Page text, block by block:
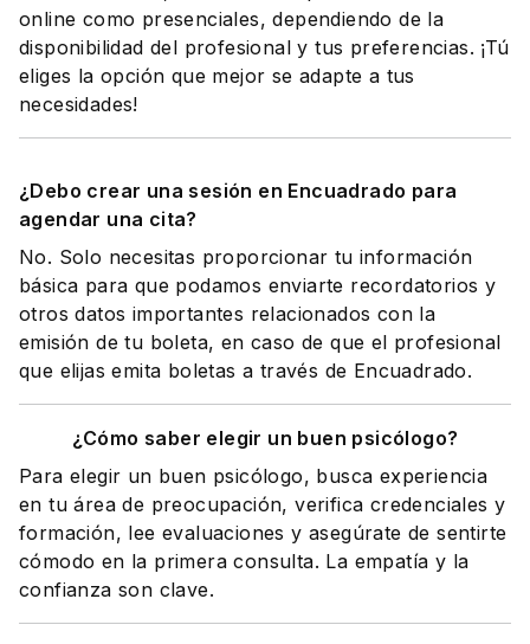
online como presenciales, dependiendo de la
disponibilidad del profesional y tus preferencias. ¡Tú
eliges la opción que mejor se adapte a tus
necesidades!
¿Debo crear una sesión en Encuadrado para
agendar una cita?
No. Solo necesitas proporcionar tu información
básica para que podamos enviarte recordatorios y
otros datos importantes relacionados con la
emisión de tu boleta, en caso de que el profesional
que elijas emita boletas a través de Encuadrado.
¿Cómo saber elegir un buen psicólogo?
Para elegir un buen psicólogo, busca experiencia
en tu área de preocupación, verifica credenciales y
formación, lee evaluaciones y asegúrate de sentirte
cómodo en la primera consulta. La empatía y la
confianza son clave.